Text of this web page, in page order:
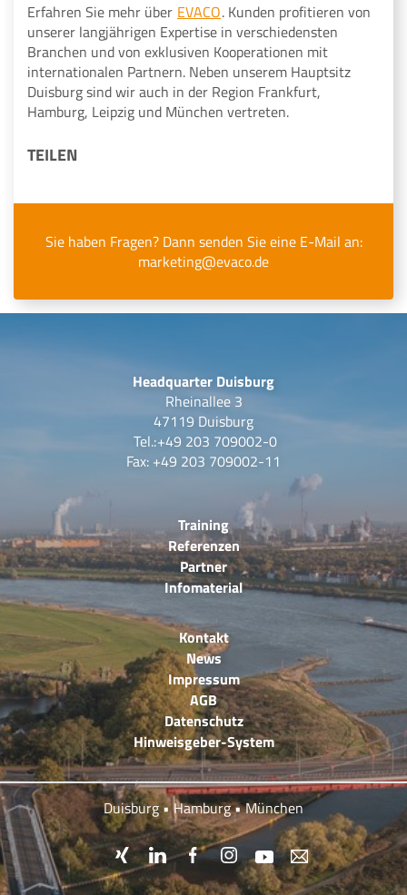
Erfahren Sie mehr über EVACO. Kunden profitieren von
unserer langjährigen Expertise in verschiedensten
Branchen und von exklusiven Kooperationen mit
internationalen Partnern. Neben unserem Hauptsitz
Duisburg sind wir auch in der Region Frankfurt,
Hamburg, Leipzig und München vertreten.
TEILEN
Sie haben Fragen? Dann senden Sie eine E-Mail an:
marketing@evaco.de
Headquarter Duisburg
Rheinallee 3
47119 Duisburg
Tel.:+49 203 709002-0
Fax: +49 203 709002-11
Training
Referenzen
Partner
Infomaterial
Kontakt
News
Impressum
AGB
Datenschutz
Hinweisgeber-System
Duisburg • Hamburg • München